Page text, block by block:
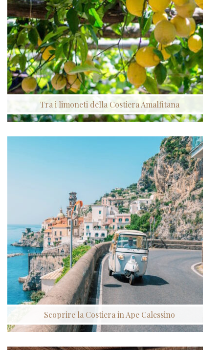
Tra i limoneti della Costiera Amalfitana
Scoprire la Costiera in Ape Calessino